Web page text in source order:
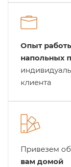
Опыт
напольных
клиента
Привезем
вам домой